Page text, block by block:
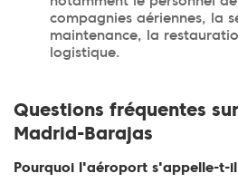
compagnies aériennes, la
maintenance, la
logistique.
Questions fréquentes
Madrid-Barajas
Pourquoi l'aéroport s'appelle-t-